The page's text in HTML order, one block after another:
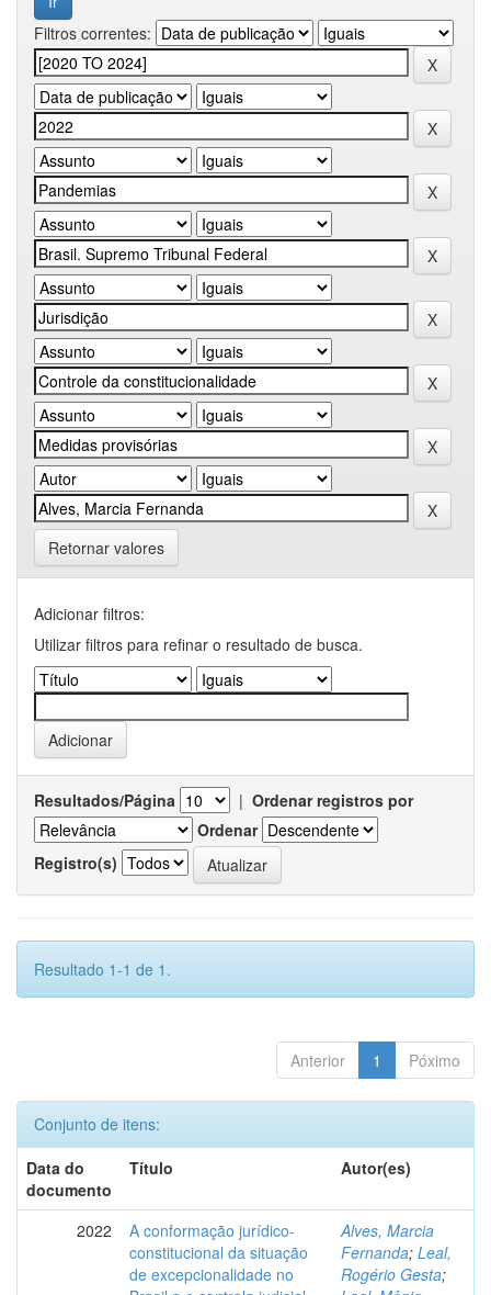
Filtros correntes:
Retornar valores
Adicionar filtros:
Utilizar filtros para refinar o resultado de busca.
Resultados/Página | Ordenar registros por
Ordenar
Registro(s)
Resultado 1-1 de 1.
Anterior 1 Póximo
Conjunto de itens:
Data do
documento
Título Autor(es)
2022
A conformação jurídico-
constitucional da situação
de excepcionalidade no
Alves, Marcia
Fernanda; Leal,
Rogério Gesta;